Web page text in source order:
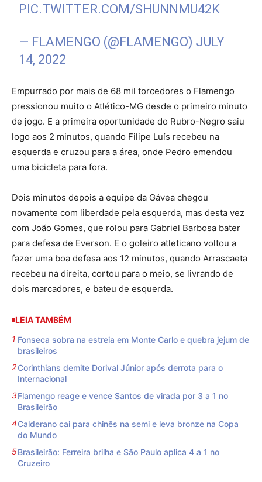
PIC.TWITTER.COM/SHUNNMU42K
— FLAMENGO (@FLAMENGO) JULY
14, 2022
Empurrado por mais de 68 mil torcedores o Flamengo
pressionou muito o Atlético-MG desde o primeiro minuto
de jogo. E a primeira oportunidade do Rubro-Negro saiu
logo aos 2 minutos, quando Filipe Luís recebeu na
esquerda e cruzou para a área, onde Pedro emendou
uma bicicleta para fora.
Dois minutos depois a equipe da Gávea chegou
novamente com liberdade pela esquerda, mas desta vez
com João Gomes, que rolou para Gabriel Barbosa bater
para defesa de Everson. E o goleiro atleticano voltou a
fazer uma boa defesa aos 12 minutos, quando Arrascaeta
recebeu na direita, cortou para o meio, se livrando de
dois marcadores, e bateu de esquerda.
LEIA TAMBÉM
Fonseca sobra na estreia em Monte Carlo e quebra jejum de
brasileiros
Corinthians demite Dorival Júnior após derrota para o
Internacional
Flamengo reage e vence Santos de virada por 3 a 1 no
Brasileirão
Calderano cai para chinês na semi e leva bronze na Copa
do Mundo
Brasileirão: Ferreira brilha e São Paulo aplica 4 a 1 no
Cruzeiro